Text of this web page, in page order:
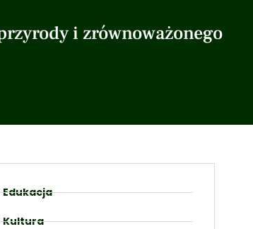
i zrównoważonego
Edukacja
Kultura